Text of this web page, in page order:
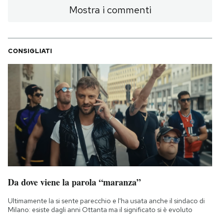
Mostra i commenti
CONSIGLIATI
Da dove viene la parola “maranza”
Ultimamente la si sente parecchio e l'ha usata anche il sindaco di
Milano: esiste dagli anni Ottanta ma il significato si è evoluto